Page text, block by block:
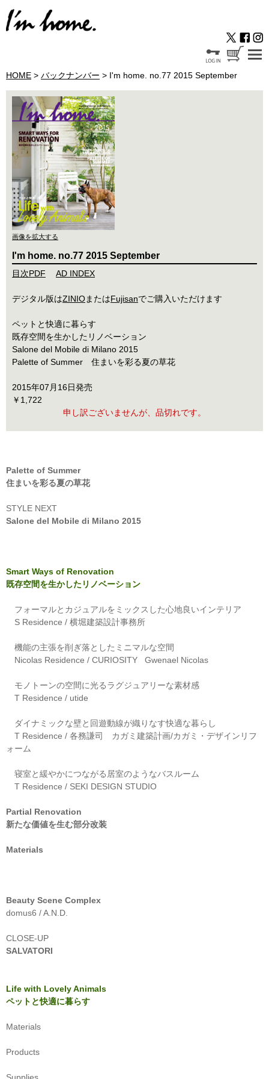
HOME > バックナンバー > I'm home. no.77 2015 September
画像を拡大する
I'm home. no.77 2015 September
目次PDF AD INDEX
デジタル版はZINIOまたはFujisanでご購入いただけます
ペットと快適に暮らす
既存空間を生かしたリノベーション
Salone del Mobile di Milano 2015
Palette of Summer 住まいを彩る夏の草花
2015年07月16日発売
￥1,722
申し訳ございませんが、品切れです。
Palette of Summer
住まいを彩る夏の草花
STYLE NEXT
Salone del Mobile di Milano 2015
Smart Ways of Renovation
既存空間を生かしたリノベーション
フォーマルとカジュアルをミックスした心地良いインテリア
S Residence / 横堀建築設計事務所
機能の主張を削ぎ落としたミニマルな空間
Nicolas Residence / CURIOSITY Gwenael Nicolas
モノトーンの空間に光るラグジュアリーな素材感
T Residence / utide
ダイナミックな壁と回遊動線が織りなす快適な暮らし
T Residence / 各務謙司 カガミ建築計画/カガミ・デザインリフ
ォーム
寝室と緩やかにつながる居室のようなバスルーム
T Residence / SEKI DESIGN STUDIO
Partial Renovation
新たな価値を生む部分改装
Materials
Beauty Scene Complex
domus6 / A.N.D.
CLOSE-UP
SALVATORI
Life with Lovely Animals
ペットと快適に暮らす
Materials
Products
Supplies